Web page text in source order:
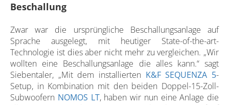
Beschallung
Zwar war die ursprüngliche Beschallungsanlage auf
Sprache ausgelegt, mit heutiger State-of-the-art-
Technologie ist dies aber nicht mehr zu vergleichen. „Wir
wollten eine Beschallungsanlage die alles kann.“ sagt
Siebentaler, „Mit dem installierten K&F SEQUENZA 5-
Setup, in Kombination mit den beiden Doppel-15-Zoll-
Subwoofern NOMOS LT, haben wir nun eine Anlage die